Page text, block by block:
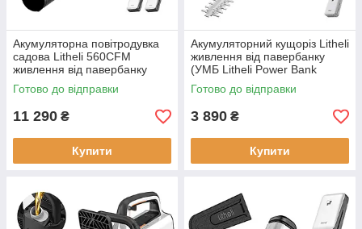
Акумуляторна повітродувка
садова Litheli 560CFM
живлення від павербанку
(2шт УМБ Litheli Power Bank
20000 вага 2.7 кг
Готово до відправки
11 290 ₴
Купити
Акумуляторний кущоріз Litheli
живлення від павербанку
(УМБ Litheli Power Bank
10000 mAh 45 W 2А в
комплекті)
Готово до відправки
3 890 ₴
Купити